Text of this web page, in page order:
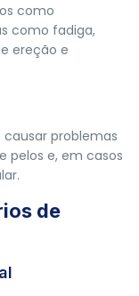
como
como fadiga,
ereção e
problemas
pelos e, em casos
de